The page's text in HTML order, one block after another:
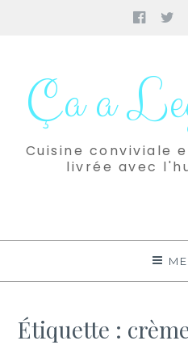
contenuÇa a
Cuisine conviviale
livrée avec
Étiquette :